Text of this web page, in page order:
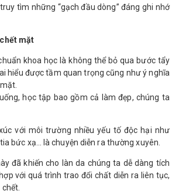
tìm những “gạch đầu dòng” đáng ghi nhớ
mặt
khoa học là không thể bỏ qua bước tẩy
hiểu được tầm quan trọng cũng như ý nghĩa
học tập bao gồm cả làm đẹp, chúng ta
với môi trường nhiều yếu tố độc hại như
bức xạ… là chuyện diễn ra thường xuyên.
đã khiến cho làn da chúng ta dễ dàng tích
với quá trình trao đổi chất diễn ra liên tục,